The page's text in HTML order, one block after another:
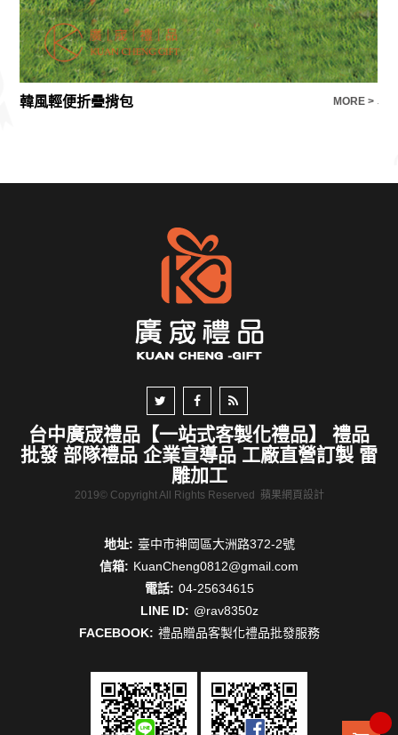
韓風輕便折疊揹包 MORE >
台中廣宬禮品【一站式客製化禮品】 禮品
批發 部隊禮品 企業宣導品 工廠直營訂製 雷
雕加工
2019© Copyright All Rights Reserved 蘋果網頁設計
地址: 臺中市神岡區大洲路372-2號
信箱: KuanCheng0812@gmail.com
電話: 04-25634615
LINE ID: @rav8350z
FACEBOOK: 禮品贈品客製化禮品批發服務